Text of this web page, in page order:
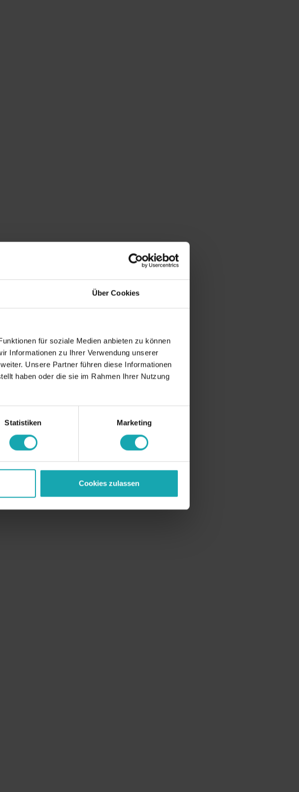
Über Cookies
für soziale Medien anbieten zu können
Informationen zu Ihrer Verwendung unserer
Unsere Partner führen diese Informationen
haben oder die sie im Rahmen Ihrer Nutzung
Statistiken Marketing
Cookies zulassen